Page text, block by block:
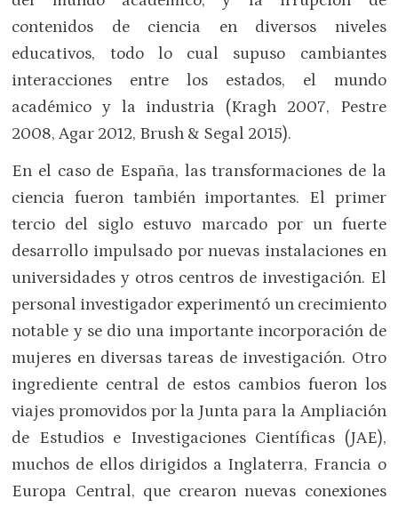
contenidos de ciencia en diversos niveles
educativos, todo lo cual supuso cambiantes
interacciones entre los estados, el mundo
académico y la industria (Kragh 2007, Pestre
2008, Agar 2012, Brush & Segal 2015).
En el caso de España, las transformaciones de la
ciencia fueron también importantes. El primer
tercio del siglo estuvo marcado por un fuerte
desarrollo impulsado por nuevas instalaciones en
universidades y otros centros de investigación. El
personal investigador experimentó un crecimiento
notable y se dio una importante incorporación de
mujeres en diversas tareas de investigación. Otro
ingrediente central de estos cambios fueron los
viajes promovidos por la Junta para la Ampliación
de Estudios e Investigaciones Científicas (JAE),
muchos de ellos dirigidos a Inglaterra, Francia o
Europa Central, que crearon nuevas conexiones